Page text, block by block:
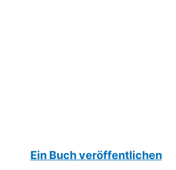
Ein Buch veröffentlichen